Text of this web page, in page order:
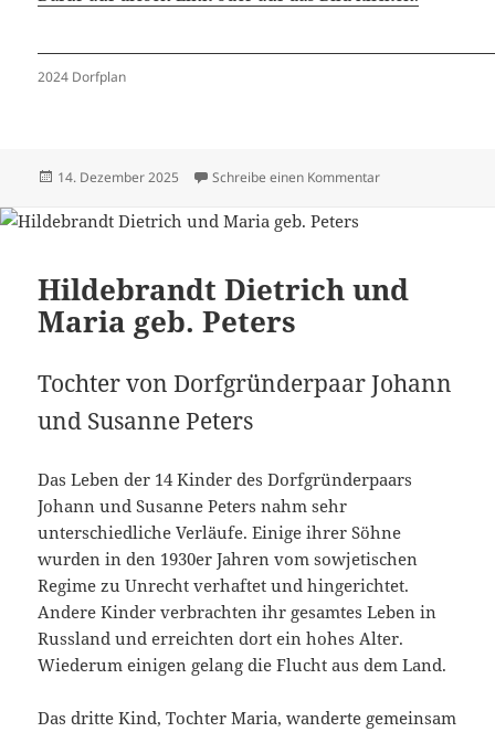
2024 Dorfplan
Veröffentlicht
14. Dezember 2025 Schreibe einen Kommentarzu Häuser 2024 –
Hildebrandt Dietrich und
Maria geb. Peters
Tochter von Dorfgründerpaar Johann
und Susanne Peters
Das Leben der 14 Kinder des Dorfgründerpaars
Johann und Susanne Peters nahm sehr
unterschiedliche Verläufe. Einige ihrer Söhne
wurden in den 1930er Jahren vom sowjetischen
Regime zu Unrecht verhaftet und hingerichtet.
Andere Kinder verbrachten ihr gesamtes Leben in
Russland und erreichten dort ein hohes Alter.
Wiederum einigen gelang die Flucht aus dem Land.
Das dritte Kind, Tochter Maria, wanderte gemeinsam